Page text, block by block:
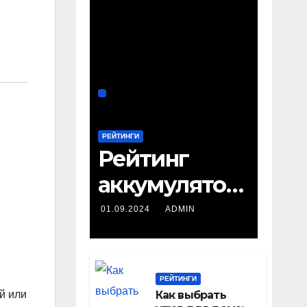
или
РЕЙТИНГИ
Рейтинг
аккумулятор
ных
шуруповерто
в: ТОП-22
лучших
01.09.2024 ADMIN
РЕЙТИНГИ
Как выбрать